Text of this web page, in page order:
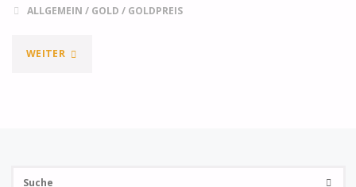
ALLGEMEIN / GOLD / GOLDPREIS
WEITER"GOLDPREIS
SUCHE